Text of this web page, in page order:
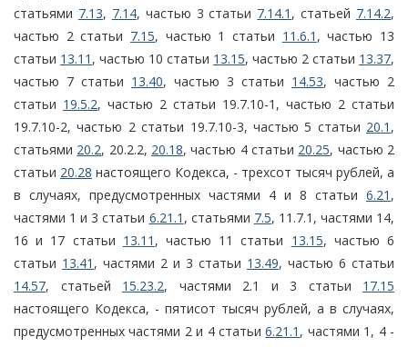
статьями 7.13, 7.14, частью 3 статьи 7.14.1 , статьей 7.14.2,
частью 2 статьи 7.15, частью 1 статьи 11.6.1 , частью 13
статьи 13.11 , частью 10 статьи 13.15, частью 2 статьи 13.37,
частью 7 статьи 13.40, частью 3 статьи 14.53, частью 2
статьи 19.5.2, частью 2 статьи 19.7.10-1, частью 2 статьи
19.7.10-2, частью 2 статьи 19.7.10-3, частью 5 статьи 20.1 ,
статьями 20.2, 20.2.2, 20.18, частью 4 статьи 20.25, частью 2
статьи 20.28 настоящего Кодекса, - трехсот тысяч рублей, а
в случаях, предусмотренных частями 4 и 8 статьи 6.21 ,
частями 1 и 3 статьи 6.21.1 , статьями 7.5, 11.7.1, частями 14,
16 и 17 статьи 13.11 , частью 11 статьи 13.15, частью 6
статьи 13.41 , частями 2 и 3 статьи 13.49, частью 6 статьи
14.57, статьей 15.23.2, частями 2.1 и 3 статьи 17.15
настоящего Кодекса, - пятисот тысяч рублей, а в случаях,
предусмотренных частями 2 и 4 статьи6.21.1 , частями 1, 4 -